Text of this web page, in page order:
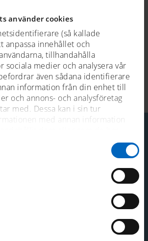
använder cookies
(så kallade
anpassa innehållet och
tillhandahålla
sociala medier och analysera vår
även sådana identifierare
information från din enhet till
och annons- och analysföretag
med. Dessa kan i sin tur
med annan information
har använt deras tjänster. För mer
Senast uppdaterad 2025-04-03
24